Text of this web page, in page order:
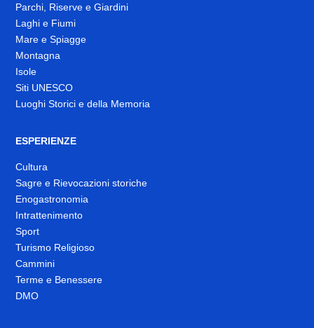
Parchi, Riserve e Giardini
Laghi e Fiumi
Mare e Spiagge
Montagna
Isole
Siti UNESCO
Luoghi Storici e della Memoria
ESPERIENZE
Cultura
Sagre e Rievocazioni storiche
Enogastronomia
Intrattenimento
Sport
Turismo Religioso
Cammini
Terme e Benessere
DMO